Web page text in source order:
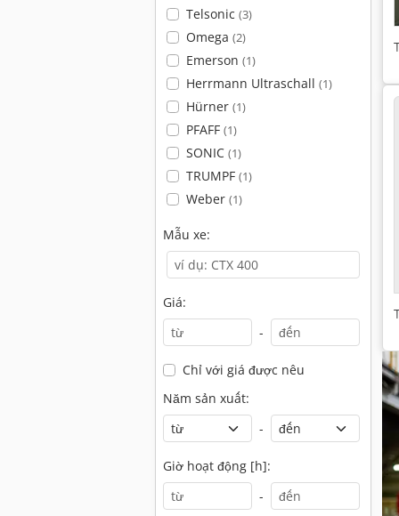
Telsonic (3)
Omega (2)
Emerson (1)
Herrmann Ultraschall (1)
Hürner (1)
PFAFF (1)
SONIC (1)
TRUMPF (1)
Weber (1)
Mẫu xe:
Giá:
-
Chỉ với giá được nêu
Năm sản xuất:
-
Giờ hoạt động [h]:
-